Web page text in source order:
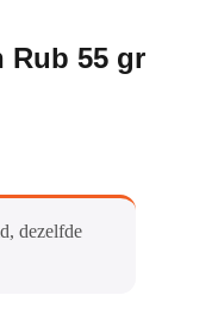
Rub 55 gr
dezelfde